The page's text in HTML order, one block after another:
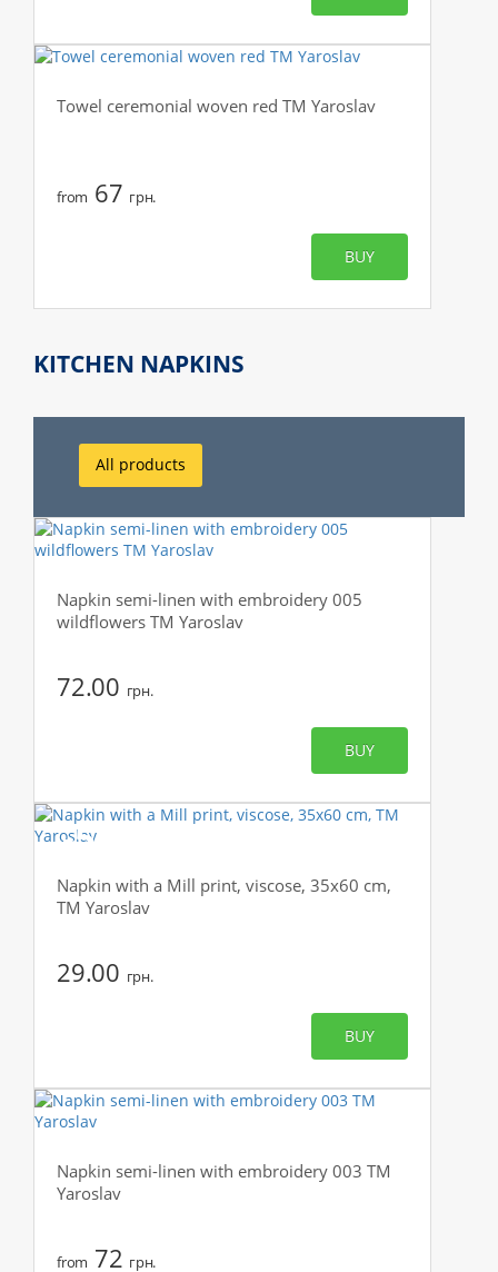
Towel ceremonial woven red TM Yaroslav
from 67 грн.
BUY
KITCHEN NAPKINS
All products
Napkin semi-linen with embroidery 005
wildflowers TM Yaroslav
72.00 грн.
BUY
-50%
Napkin with a Mill print, viscose, 35x60 cm,
TM Yaroslav
29.00 грн.
BUY
Napkin semi-linen with embroidery 003 TM
Yaroslav
from 72 грн.